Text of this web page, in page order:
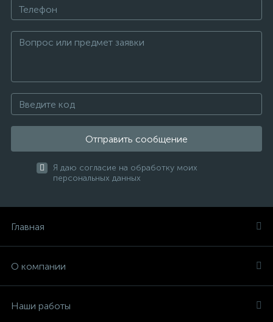
Отправить сообщение
Я даю согласие на обработку моих
персональных данных
Главная
О компании
Наши работы